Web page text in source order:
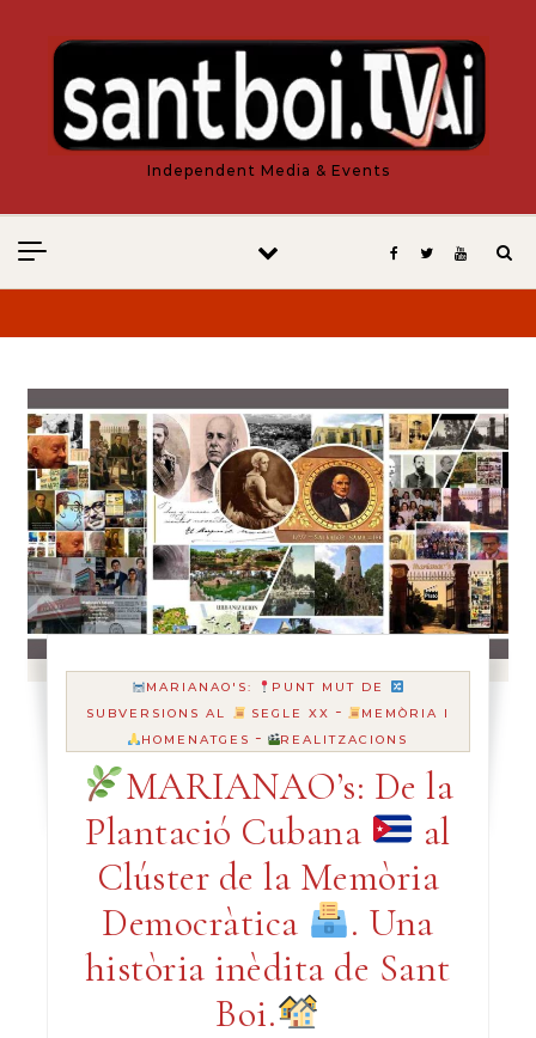
Independent Media & Events
MARIANAO'S:
PUNT MUT DE
SUBVERSIONS AL
SEGLE XX -
MEMÒRIA I
HOMENATGES - REALITZACIONS
MARIANAO’s: De la
Plantació Cubana
al
Clúster de la Memòria
Democràtica
. Una
història inèdita de Sant
Boi.